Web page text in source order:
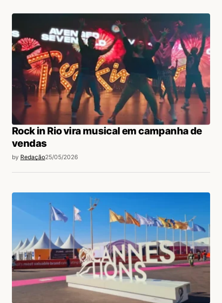
Rock in Rio vira musical em campanha de
vendas
by Redação25/05/2026